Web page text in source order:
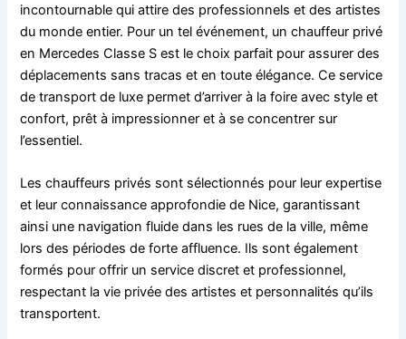
incontournable qui attire des professionnels et des artistes
du monde entier. Pour un tel événement, un chauffeur privé
en Mercedes Classe S est le choix parfait pour assurer des
déplacements sans tracas et en toute élégance. Ce service
de transport de luxe permet d’arriver à la foire avec style et
confort, prêt à impressionner et à se concentrer sur
l’essentiel.
Les chauffeurs privés sont sélectionnés pour leur expertise
et leur connaissance approfondie de Nice, garantissant
ainsi une navigation fluide dans les rues de la ville, même
lors des périodes de forte affluence. Ils sont également
formés pour offrir un service discret et professionnel,
respectant la vie privée des artistes et personnalités qu’ils
transportent.